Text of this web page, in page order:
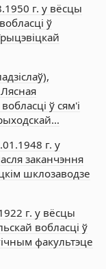
г. у вёсцы
ў
ў сям'і
г. у
заканчэння
шклозаводзе
г. у вёсцы
вобласці ў
факультэце